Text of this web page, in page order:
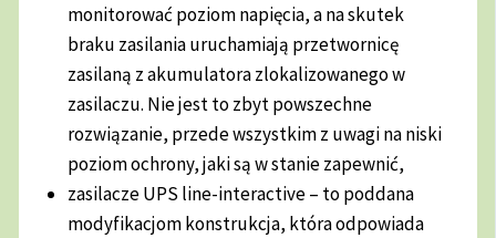
monitorować poziom napięcia, a na skutek
braku zasilania uruchamiają przetwornicę
zasilaną z akumulatora zlokalizowanego w
zasilaczu. Nie jest to zbyt powszechne
rozwiązanie, przede wszystkim z uwagi na niski
poziom ochrony, jaki są w stanie zapewnić,
zasilacze UPS line-interactive – to poddana
modyfikacjom konstrukcja, która odpowiada